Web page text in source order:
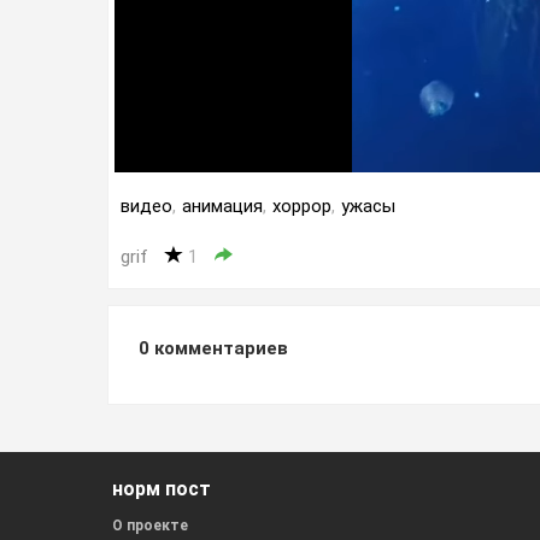
видео, анимация, хоррор, ужасы
grif 1
0 комментариев
норм пост
О проекте